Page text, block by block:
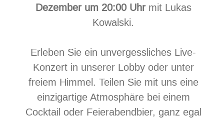
Dezember um 20:00 Uhrmit Lukas
Kowalski.
Erleben Sie ein unvergessliches Live-
Konzert in unserer Lobby oder unter
freiem Himmel. Teilen Sie mit uns eine
einzigartige Atmosphäre bei einem
Cocktail oder Feierabendbier, ganz egal